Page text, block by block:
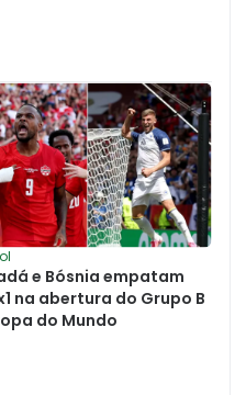
e Bósnia empatam
na abertura do Grupo B
do Mundo